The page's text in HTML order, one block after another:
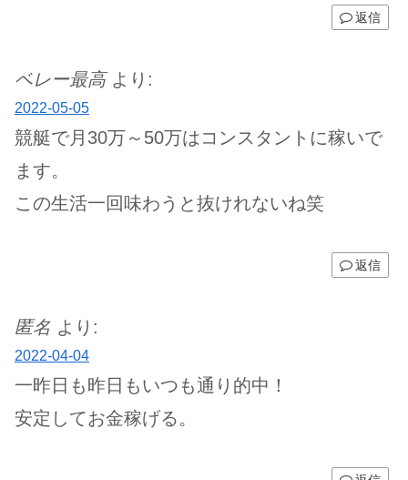
返信
ベレー最高 より:
2022-05-05
競艇で月30万～50万はコンスタントに稼いで
ます。
この生活一回味わうと抜けれないね笑
返信
匿名 より:
2022-04-04
一昨日も昨日もいつも通り的中！
安定してお金稼げる。